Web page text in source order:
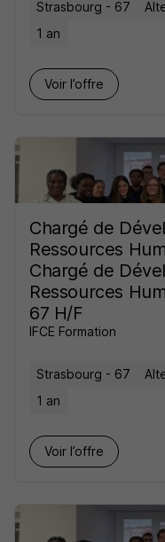
Strasbourg - 67
1 an
Voir l’offre
Chargé de
Ressources
Chargé de
Ressources
67 H/F
IFCE Formation
Strasbourg - 67
1 an
Voir l’offre